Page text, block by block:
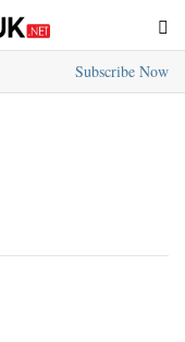
Subscribe Now